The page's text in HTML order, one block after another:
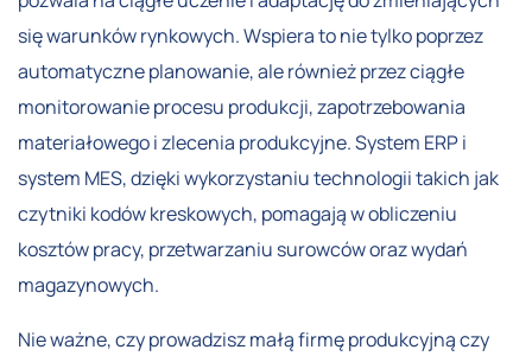
się warunków rynkowych. Wspiera to nie tylko poprzez
automatyczne planowanie, ale również przez ciągłe
monitorowanie procesu produkcji, zapotrzebowania
materiałowego i zlecenia produkcyjne. System ERP i
system MES, dzięki wykorzystaniu technologii takich jak
czytniki kodów kreskowych, pomagają w obliczeniu
kosztów pracy, przetwarzaniu surowców oraz wydań
magazynowych.
Nie ważne, czy prowadzisz małą firmę produkcyjną czy